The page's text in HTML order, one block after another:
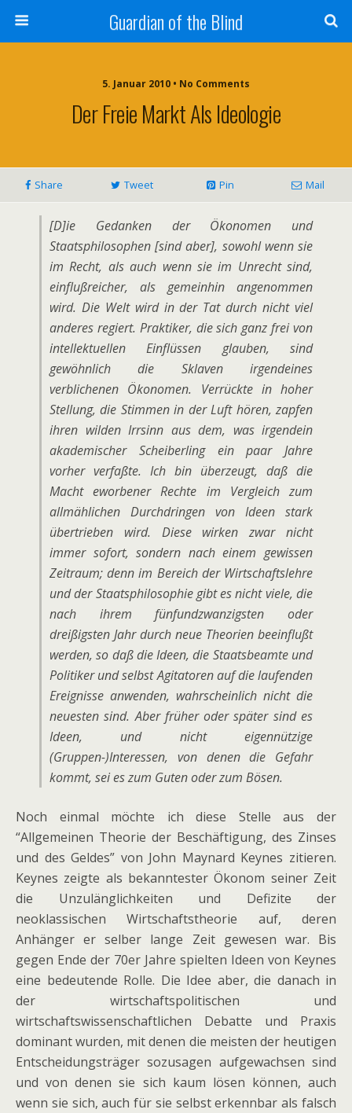
Guardian of the Blind
5. Januar 2010 • No Comments
Der Freie Markt Als Ideologie
Share Tweet Pin Mail
[D]ie Gedanken der Ökonomen und
Staatsphilosophen [sind aber], sowohl wenn sie
im Recht, als auch wenn sie im Unrecht sind,
einflußreicher, als gemeinhin angenommen
wird. Die Welt wird in der Tat durch nicht viel
anderes regiert. Praktiker, die sich ganz frei von
intellektuellen Einflüssen glauben, sind
gewöhnlich die Sklaven irgendeines
verblichenen Ökonomen. Verrückte in hoher
Stellung, die Stimmen in der Luft hören, zapfen
ihren wilden Irrsinn aus dem, was irgendein
akademischer Scheiberling ein paar Jahre
vorher verfaßte. Ich bin überzeugt, daß die
Macht eworbener Rechte im Vergleich zum
allmählichen Durchdringen von Ideen stark
übertrieben wird. Diese wirken zwar nicht
immer sofort, sondern nach einem gewissen
Zeitraum; denn im Bereich der Wirtschaftslehre
und der Staatsphilosophie gibt es nicht viele, die
nach ihrem fünfundzwanzigsten oder
dreißigsten Jahr durch neue Theorien beeinflußt
werden, so daß die Ideen, die Staatsbeamte und
Politiker und selbst Agitatoren auf die laufenden
Ereignisse anwenden, wahrscheinlich nicht die
neuesten sind. Aber früher oder später sind es
Ideen, und nicht eigennützige
(Gruppen-)Interessen, von denen die Gefahr
kommt, sei es zum Guten oder zum Bösen.
Noch einmal möchte ich diese Stelle aus der
“Allgemeinen Theorie der Beschäftigung, des Zinses
und des Geldes” von John Maynard Keynes zitieren.
Keynes zeigte als bekanntester Ökonom seiner Zeit
die Unzulänglichkeiten und Defizite der
neoklassischen Wirtschaftstheorie auf, deren
Anhänger er selber lange Zeit gewesen war. Bis
gegen Ende der 70er Jahre spielten Ideen von Keynes
eine bedeutende Rolle. Die Idee aber, die danach in
der wirtschaftspolitischen und
wirtschaftswissenschaftlichen Debatte und Praxis
dominant wurden, mit denen die meisten der heutigen
Entscheidungsträger sozusagen aufgewachsen sind
und von denen sie sich kaum lösen können, auch
wenn sie sich, auch für sie selbst erkennbar als falsch